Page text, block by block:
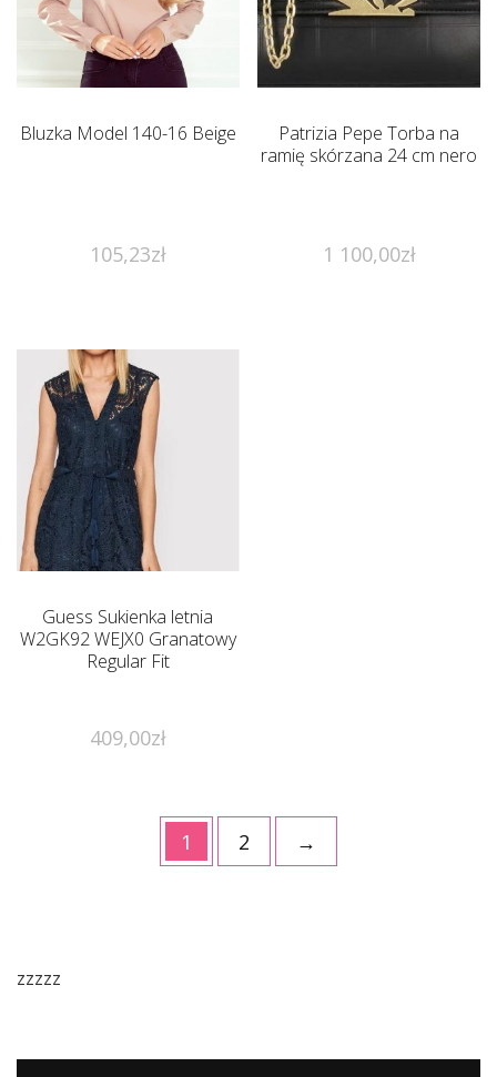
Bluzka Model 140-16 Beige
105,23zł
Patrizia Pepe Torba na
ramię skórzana 24 cm nero
1 100,00zł
Guess Sukienka letnia
W2GK92 WEJX0 Granatowy
Regular Fit
409,00zł
1 2 →
zzzzz